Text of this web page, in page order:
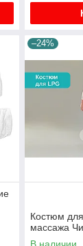
–24%
Костюм
массажа